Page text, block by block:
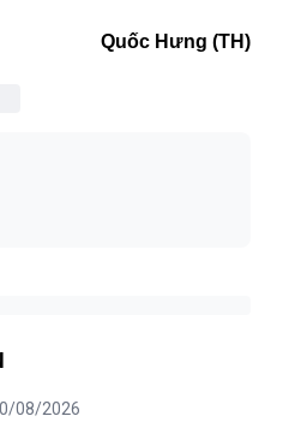
Quốc Hưng (TH)
08/2026